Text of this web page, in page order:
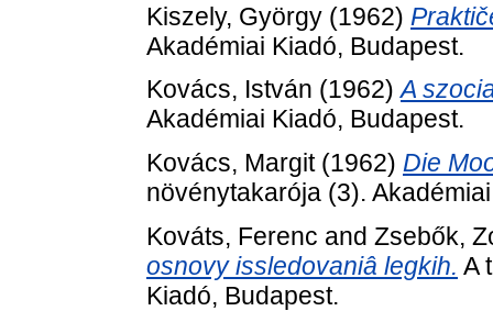
Kiszely, György (1962)
Akadémiai Kiadó, Budapest.
Kovács, István (1962)A
Akadémiai Kiadó, Budapest.
Kovács, Margit(1962) Die
növénytakarója (3).
Kováts, Ferenc and Zsebők,
osnovy issledovaniâ legkih. A
Kiadó, Budapest.